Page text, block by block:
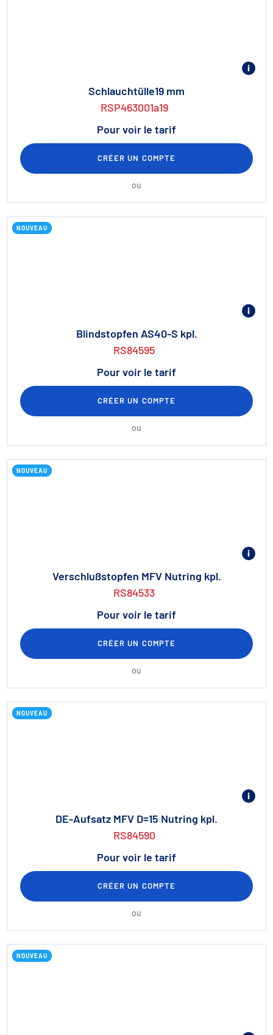
Schlauchtülle19 mm
RSP463001a19
Pour voir le tarif
CRÉER UN COMPTE
ou
NOUVEAU
Blindstopfen AS40-S kpl.
RS84595
Pour voir le tarif
CRÉER UN COMPTE
ou
NOUVEAU
Verschlußstopfen MFV Nutring kpl.
RS84533
Pour voir le tarif
CRÉER UN COMPTE
ou
NOUVEAU
DE-Aufsatz MFV D=15 Nutring kpl.
RS84590
Pour voir le tarif
CRÉER UN COMPTE
ou
NOUVEAU